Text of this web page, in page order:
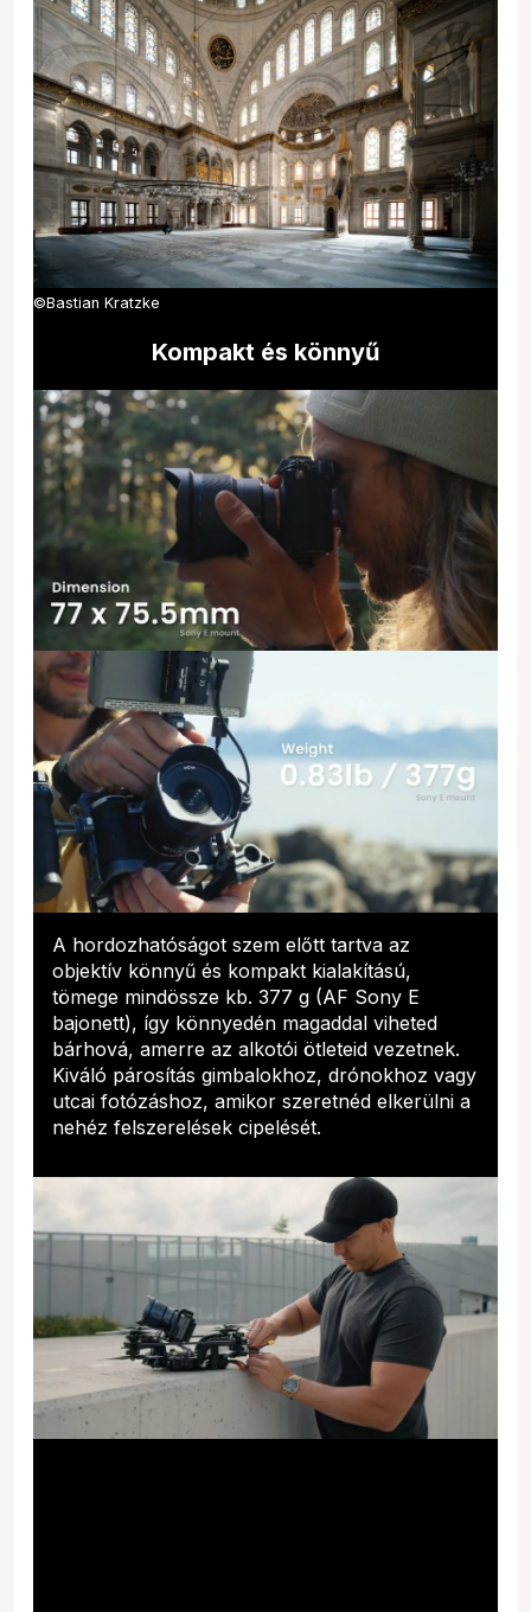
©Bastian Kratzke
Kompakt és könnyű
A hordozhatóságot szem előtt tartva az
objektív könnyű és kompakt kialakítású,
tömege mindössze kb. 377 g (AF Sony E
bajonett), így könnyedén magaddal viheted
bárhová, amerre az alkotói ötleteid vezetnek.
Kiváló párosítás gimbalokhoz, drónokhoz vagy
utcai fotózáshoz, amikor szeretnéd elkerülni a
nehéz felszerelések cipelését.